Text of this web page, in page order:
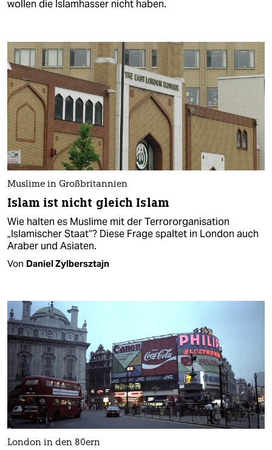
wollen die Islamhasser nicht haben.
Muslime in Großbritannien
Islam ist nicht gleich Islam
Wie halten es Muslime mit der Terrororganisation
„Islamischer Staat“? Diese Frage spaltet in London auch
Araber und Asiaten.
Von Daniel Zylbersztajn
London in den 80ern